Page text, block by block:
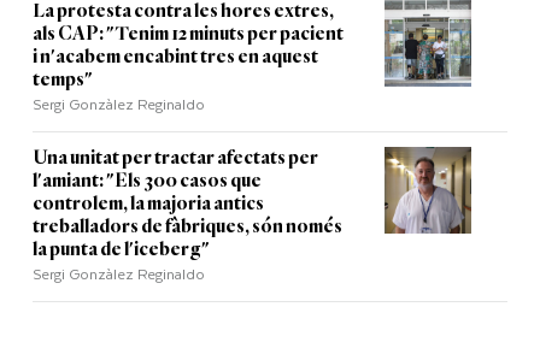
La protesta contra les hores extres,
als CAP: "Tenim 12 minuts per pacient
i n'acabem encabint tres en aquest
temps"
Sergi Gonzàlez Reginaldo
Una unitat per tractar afectats per
l'amiant: "Els 300 casos que
controlem, la majoria antics
treballadors de fàbriques, són només
la punta de l'iceberg"
Sergi Gonzàlez Reginaldo